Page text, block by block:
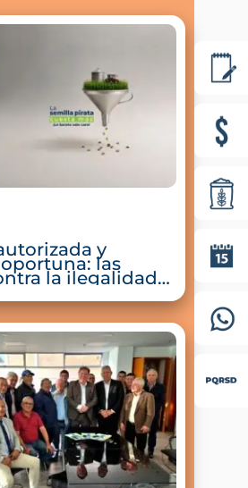
y
las
la ilegalidad y
de El Niño